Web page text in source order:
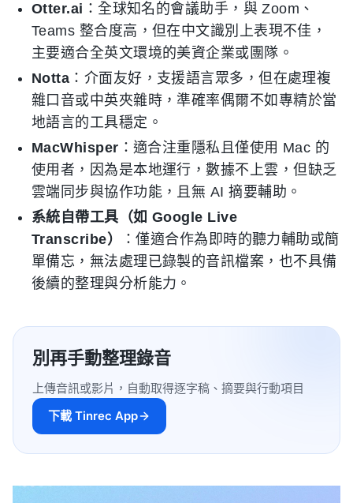
Otter.ai ：全球知名的會議助手，與 Zoom、
Teams 整合度高，但在中文識別上表現不佳，
主要適合全英文環境的美資企業或團隊。
Notta ：介面友好，支援語言眾多，但在處理複
雜口音或中英夾雜時，準確率偶爾不如專精於當
地語言的工具穩定。
MacWhisper ：適合注重隱私且僅使用 Mac 的
使用者，因為是本地運行，數據不上雲，但缺乏
雲端同步與協作功能，且無 AI 摘要輔助。
系統自帶工具（如 Google Live
Transcribe）
：僅適合作為即時的聽力輔助或簡
單備忘，無法處理已錄製的音訊檔案，也不具備
後續的整理與分析能力。
別再手動整理錄音
上傳音訊或影片，自動取得逐字稿、摘要與行動項目
下載 Tinrec App